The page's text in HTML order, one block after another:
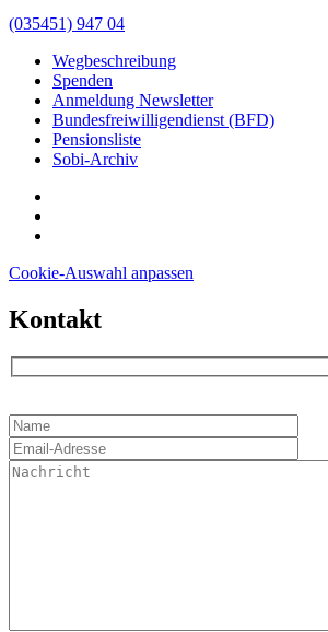
(035451) 947 04
Wegbeschreibung
Spenden
Anmeldung Newsletter
Bundesfreiwilligendienst (BFD)
Pensionsliste
Sobi-Archiv
Cookie-Auswahl anpassen
Kontakt